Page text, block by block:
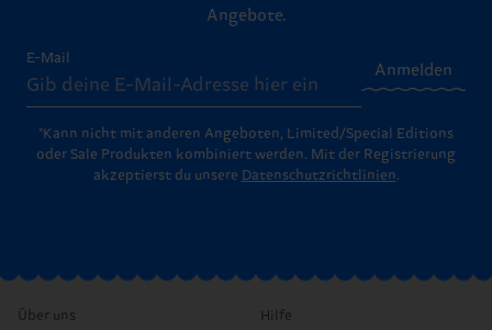
Angebote.
E-Mail
Anmelden
*Kann nicht mit anderen Angeboten, Limited/Special Editions
oder Sale Produkten kombiniert werden. Mit der Registrierung
akzeptierst du unsere Datenschutzrichtlinien.
Über uns Hilfe